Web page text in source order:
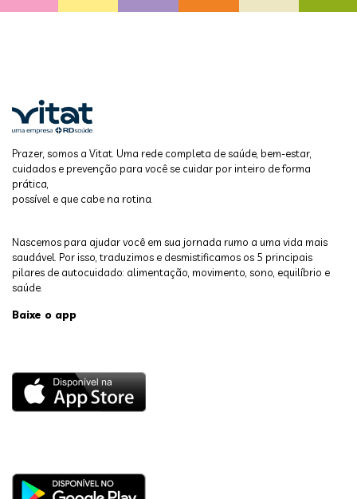
Prazer, somos a Vitat. Uma rede completa de saúde, bem-estar,
cuidados e prevenção para você se cuidar por inteiro de forma
prática,
possível e que cabe na rotina.
Nascemos para ajudar você em sua jornada rumo a uma vida mais
saudável. Por isso, traduzimos e desmistificamos os 5 principais
pilares de autocuidado: alimentação, movimento, sono, equilíbrio e
saúde.
Baixe o app